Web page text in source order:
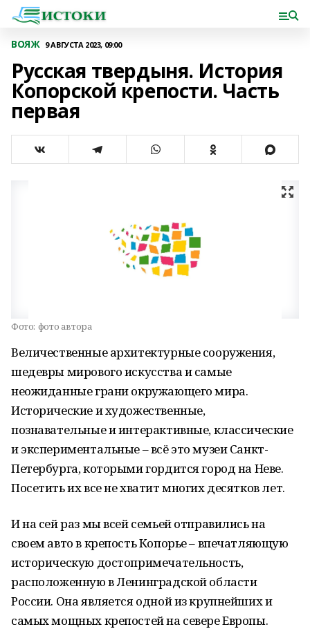
ВОЯЖ 9 АВГУСТА 2023, 09:00
Русская твердыня. История
Копорской крепости. Часть
первая
Фото: фото автора
Величественные архитектурные сооружения,
шедевры мирового искусства и самые
неожиданные грани окружающего мира.
Исторические и художественные,
познавательные и интерактивные, классические
и экспериментальные – всё это музеи Санкт-
Петербурга, которыми гордится город на Неве.
Посетить их все не хватит многих десятков лет.
И на сей раз мы всей семьей отправились на
своем авто в крепость Копорье – впечатляющую
историческую достопримечательность,
расположенную в Ленинградской области
России. Она является одной из крупнейших и
самых мощных крепостей на севере Европы.